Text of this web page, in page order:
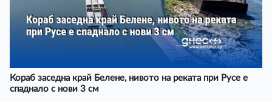
Кораб заседна край Белене, нивото на реката при Русе е
спаднало с нови 3 см